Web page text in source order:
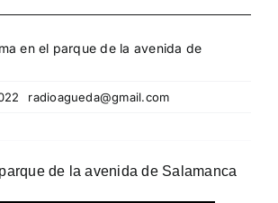
en el parque de la avenida de
radioagueda@gmail.com
de la avenida de Salamanca